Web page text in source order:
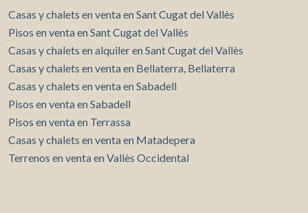
Casas y chalets en venta en Sant Cugat del Vallès
Pisos en venta en Sant Cugat del Vallès
Casas y chalets en alquiler en Sant Cugat del Vallès
Casas y chalets en venta en Bellaterra, Bellaterra
Casas y chalets en venta en Sabadell
Pisos en venta en Sabadell
Pisos en venta en Terrassa
Casas y chalets en venta en Matadepera
Terrenos en venta en Vallès Occidental